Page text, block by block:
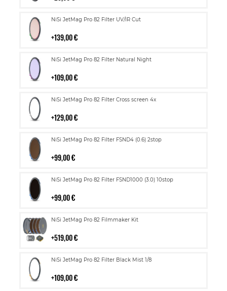
NiSi JetMag Pro 82 Filter UV/IR Cut
139,00 €
Lisää
NiSi JetMag Pro 82 Filter Natural Night
109,00 €
Lisää
NiSi JetMag Pro 82 Filter Cross screen 4x
129,00 €
Lisää
NiSi JetMag Pro 82 Filter FSND4 (0.6) 2stop
99,00 €
Lisää
NiSi JetMag Pro 82 Filter FSND1000 (3.0) 10stop
99,00 €
Lisää
NiSi JetMag Pro 82 Filmmaker Kit
519,00 €
Lisää
NiSi JetMag Pro 82 Filter Black Mist 1/8
109,00 €
Lisää